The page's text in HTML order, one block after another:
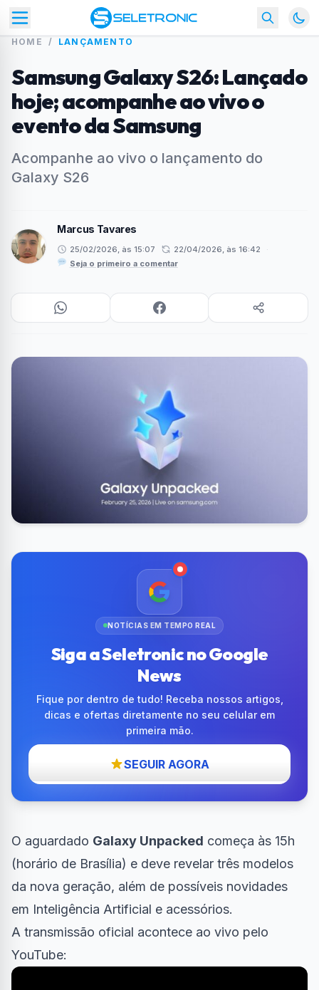
HOME / LANÇAMENTO
Samsung Galaxy S26: Lançado
hoje; acompanhe ao vivo o
evento da Samsung
Acompanhe ao vivo o lançamento do
Galaxy S26
Marcus Tavares
25/02/2026, às 15:07 22/04/2026, às 16:42
·
Seja o primeiro a comentar
NOTÍCIAS EM TEMPO REAL
Siga a Seletronic no Google
News
Fique por dentro de tudo! Receba nossos artigos,
dicas e ofertas diretamente no seu celular em
primeira mão.
SEGUIR AGORA
O aguardado Galaxy Unpacked começa às 15h
(horário de Brasília) e deve revelar três modelos
da nova geração, além de possíveis novidades
em Inteligência Artificial e acessórios.
A transmissão oficial acontece ao vivo pelo
YouTube: